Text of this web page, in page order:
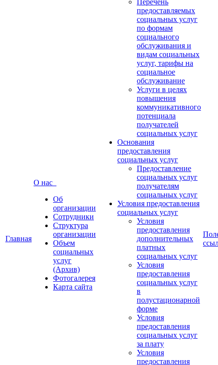
Главная
О нас
Об
организации
Сотрудники
Структура
организации
Объем
социальных
услуг
(Архив)
Фотогалерея
Карта сайта
Перечень
предоставляемых
социальных услуг
по формам
социального
обслуживания и
видам социальных
услуг, тарифы на
социальное
обслуживание
Услуги в целях
повышения
коммуникативного
потенциала
получателей
социальных услуг
Основания
предоставления
социальных услуг
Предоставление
социальных услуг
получателям
социальных услуг
Условия предоставления
социальных услуг
Условия
предоставления
дополнительных
платных
социальных услуг
Условия
предоставления
социальных услуг
в
полустационарной
форме
Условия
предоставления
социальных услуг
за плату
Условия
предоставления